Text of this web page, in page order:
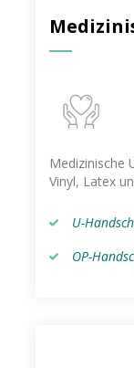
Medizinische
Vinyl, Latex
U-
OP-